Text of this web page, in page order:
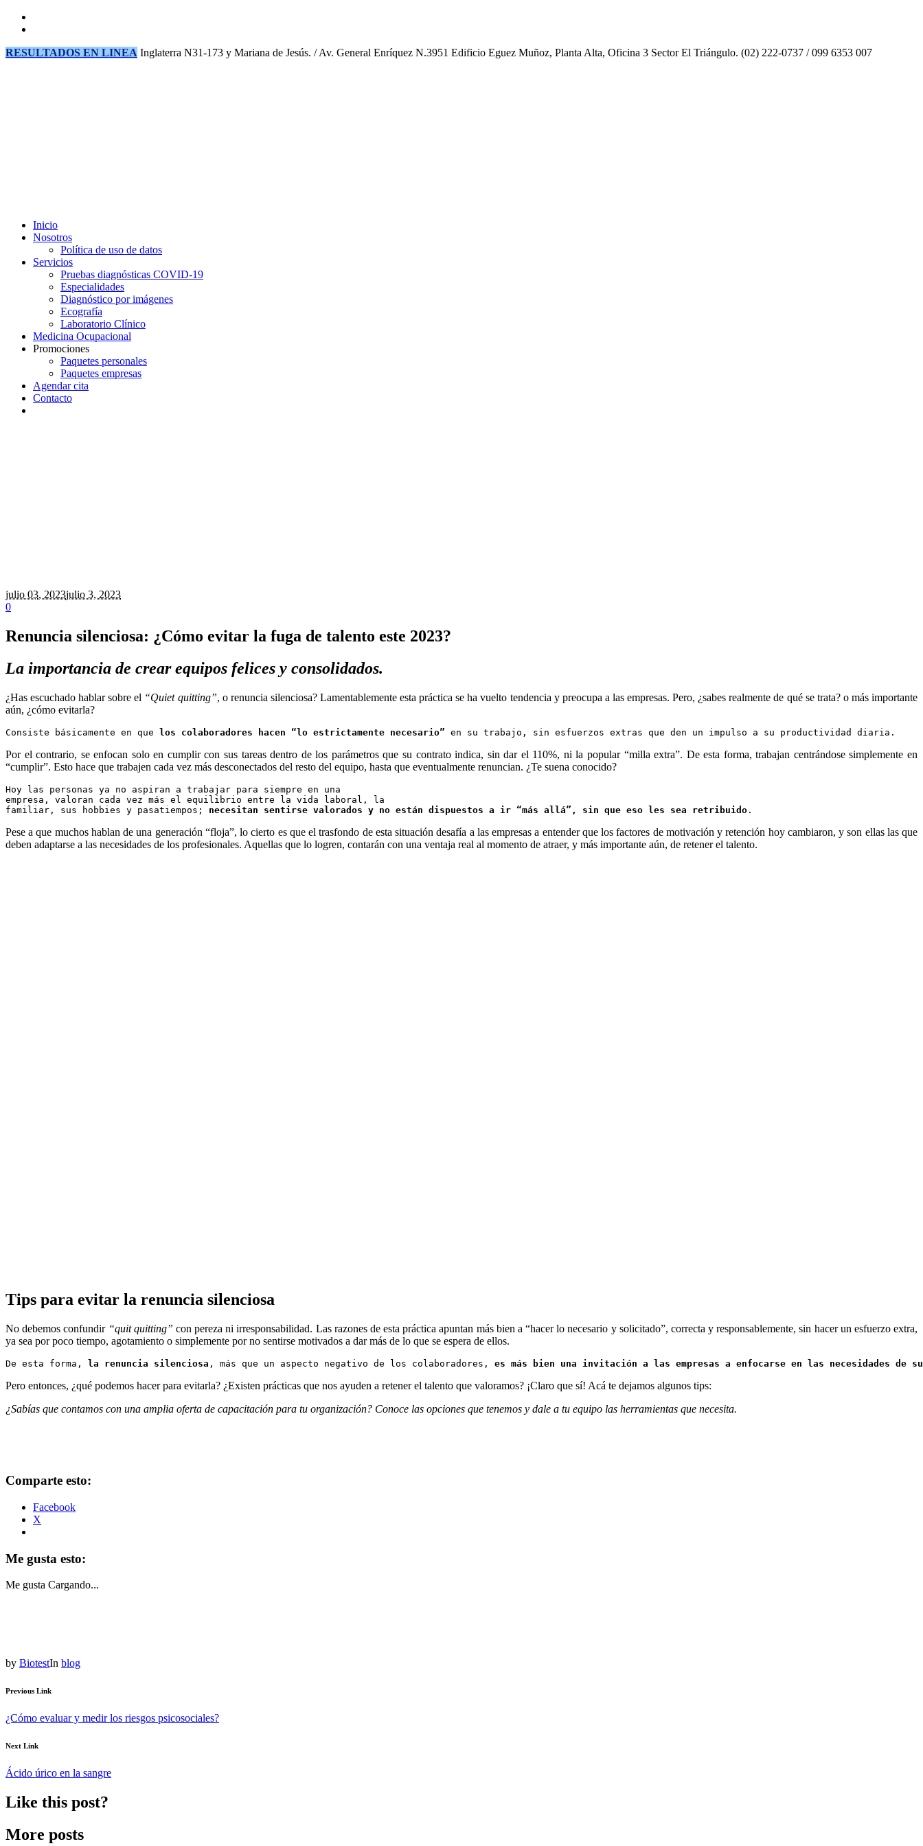
RESULTADOS EN LINEA Inglaterra N31-173 y Mariana de Jesús. / Av. General Enríquez N.3951 Edificio Eguez Muñoz, Planta Alta, Oficina 3 Sector El Triángulo. (02) 222-0737 / 099 6353 007
Inicio
Nosotros
Política de uso de datos
Servicios
Pruebas diagnósticas COVID-19
Especialidades
Diagnóstico por imágenes
Ecografía
Laboratorio Clínico
Medicina Ocupacional
Promociones
Paquetes personales
Paquetes empresas
Agendar cita
Contacto
julio 03, 2023julio 3, 2023
0
Renuncia silenciosa: ¿Cómo evitar la fuga de talento este 2023?
La importancia de crear equipos felices y consolidados.
¿Has escuchado hablar sobre el “Quiet quitting”, o renuncia silenciosa? Lamentablemente esta práctica se ha vuelto tendencia y preocupa a las empresas. Pero, ¿sabes realmente de qué se trata? o más importante
aún, ¿cómo evitarla?
Consiste básicamente en que los colaboradores hacen “lo estrictamente necesario” en su trabajo, sin esfuerzos extras que den un impulso a su productividad diaria.
Por el contrario, se enfocan solo en cumplir con sus tareas dentro de los parámetros que su contrato indica, sin dar el 110%, ni la popular “milla extra”. De esta forma, trabajan centrándose simplemente en
“cumplir”. Esto hace que trabajen cada vez más desconectados del resto del equipo, hasta que eventualmente renuncian. ¿Te suena conocido?
Hoy las personas ya no aspiran a trabajar para siempre en una
empresa, valoran cada vez más el equilibrio entre la vida laboral, la
familiar, sus hobbies y pasatiempos; necesitan sentirse valorados y no están dispuestos a ir “más allá”, sin que eso les sea retribuido .
Pese a que muchos hablan de una generación “floja”, lo cierto es que el trasfondo de esta situación desafía a las empresas a entender que los factores de motivación y retención hoy cambiaron, y son ellas las que
deben adaptarse a las necesidades de los profesionales. Aquellas que lo logren, contarán con una ventaja real al momento de atraer, y más importante aún, de retener el talento.
Tips para evitar la renuncia silenciosa
No debemos confundir“quit quitting” con pereza ni irresponsabilidad. Las razones de esta práctica apuntan más bien a “hacer lo necesario y solicitado”, correcta y responsablemente, sin hacer un esfuerzo extra,
ya sea por poco tiempo, agotamiento o simplemente por no sentirse motivados a dar más de lo que se espera de ellos.
De esta forma, la renuncia silenciosa , más que un aspecto negativo de los colaboradores, es más bien una invitación a las empresas a enfocarse en las necesidades de
Pero entonces, ¿qué podemos hacer para evitarla? ¿Existen prácticas que nos ayuden a retener el talento que valoramos? ¡Claro que sí! Acá te dejamos algunos tips:
¿Sabías que contamos con una amplia oferta de capacitación para tu organización? Conoce las opciones que tenemos y dale a tu equipo las herramientas que necesita.
Comparte esto:
Facebook
X
Me gusta esto:
Me gusta Cargando...
by BiotestIn blog
Previous Link
¿Cómo evaluar y medir los riesgos psicosociales?
Next Link
Ácido úrico en la sangre
Like this post?
More posts